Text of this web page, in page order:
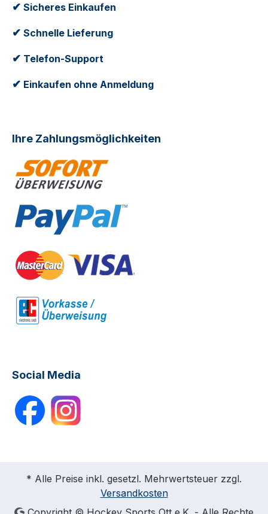
✔ Sicheres Einkaufen
✔ Schnelle Lieferung
✔ Telefon-Support
✔ Einkaufen ohne Anmeldung
Ihre Zahlungsmöglichkeiten
Social Media
* Alle Preise inkl. gesetzl. Mehrwertsteuer zzgl.
Versandkosten